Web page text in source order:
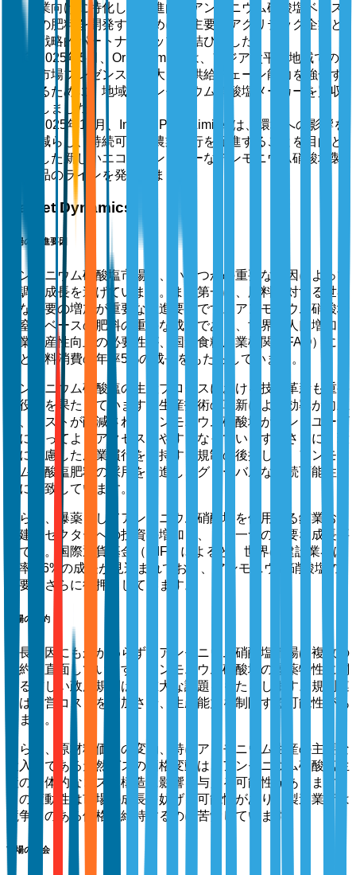
業向けに特化した先進的なアンモニウム硝酸塩ベース
の肥料を開発するために、主要なアグリテック企業と
戦略的パートナーシップを結びました。
2025年5月、Orica Limitedは、アジア太平洋地域での
市場プレゼンスを拡大し、供給チェーン能力を強化す
るために、地域のアンモニウム硝酸塩メーカーを買収
しました。
2025年10月、Incitec Pivot Limitedは、環境への影響を
減らし、持続可能な農業慣行を促進することを目的と
した新しいエコフレンドリーなアンモニウム硝酸塩製
品のラインを発表しました。
Market Dynamics
市場の推進要因
アンモニウム硝酸塩市場は、いくつかの重要な要因によって
堅調な成長を遂げています。まず第一に、肥料に対する世界
的な需要の増加が重要な推進要因です。アンモニウム硝酸塩
は窒素ベースの肥料の重要な成分であり、世界の人口増加と
農業生産性向上の必要性が、国連食糧農業機関（FAO）によ
ると肥料消費の年率5%の成長をもたらしています。
アンモニウム硝酸塩の生産プロセスにおける技術革新も重要
な役割を果たしています。生産技術の革新により効率が向上
し、コストが削減され、アンモニウム硝酸塩がエンドユーザ
ーにとってよりアクセスしやすくなっています。さらに、環
境に配慮した農業慣行を支持する規制の後押しが、アンモニ
ウム硝酸塩肥料の採用を促進し、グローバルな持続可能性目
標に合致しています。
さらに、爆薬としてアンモニウム硝酸塩を使用する鉱業およ
び建設セクターへの投資の増加も、もう一つの重要な成長要
因です。国際通貨基金（IMF）によると、世界の建設業界は
年率3.6%の成長が見込まれており、アンモニウム硝酸塩の
需要をさらに後押ししています。
市場の制約
成長要因にもかかわらず、アンモニウム硝酸塩市場は複数の
制約に直面しています。アンモニウム硝酸塩の爆薬特性に関
する厳しい政府規制は、重大な課題をもたらします。規制遵
守は運営コストを増加させ、生産能力を制限する可能性があ
ります。
さらに、原材料価格の変動、特にアンモニウム生産の主要な
投入物である天然ガスの価格変動は、アンモニウム硝酸塩生
産の全体的なコスト構造に影響を与える可能性があります。
この変動性は市場の成長を妨げる可能性があり、製造業者は
競争力のある価格を維持するのに苦労しています。
市場の機会